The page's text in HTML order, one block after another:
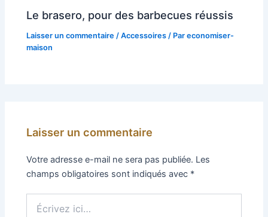
Le brasero, pour des barbecues réussis
Laisser un commentaire /Accessoires / Pareconomiser-
maison
Laisser un commentaire
Votre adresse e-mail ne sera pas publiée. Les
champs obligatoires sont indiqués avec *
ici…